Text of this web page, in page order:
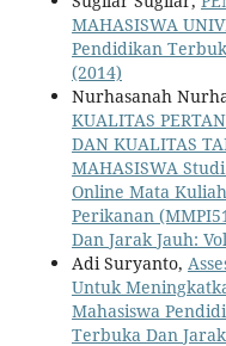
MAHASISWA
Pendidikan
(2014)
Nurhasanah
KUALITAS
DAN KUALITAS
MAHASISWA
Online Mata
Perikanan
Dan Jarak Jauh:
Adi Suryanto,
Untuk
Mahasiswa
Terbuka Dan